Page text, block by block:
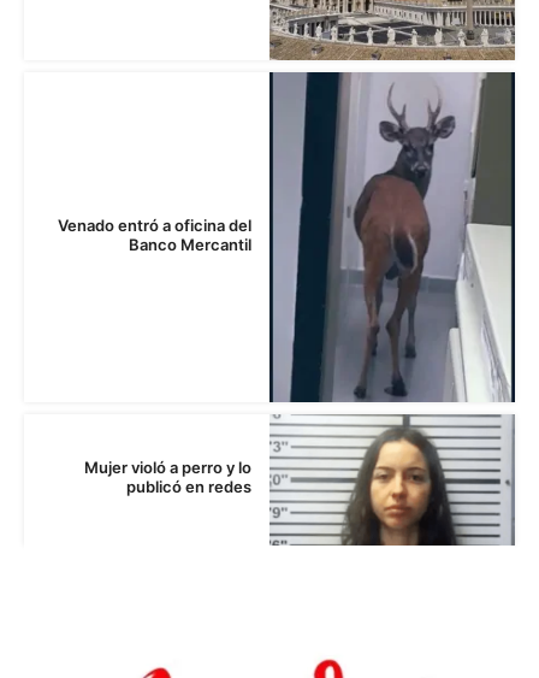
Venado entró a oficina del
Banco Mercantil
Mujer violó a perro y lo
publicó en redes